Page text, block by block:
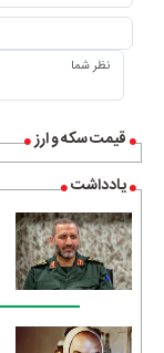
قیمت سکه و ارز
یادداشت